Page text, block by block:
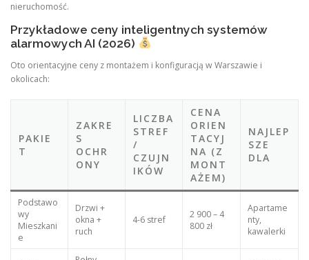
nieruchomość.
Przykładowe ceny inteligentnych systemów
alarmowych AI (2026)
Oto orientacyjne ceny z montażem i konfiguracją w Warszawie i
okolicach:
PAKIE
T
ZAKRE
S
OCHR
ONY
LICZBA
STREF
/
CZUJN
IKÓW
CENA
ORIEN
TACYJ
NA (Z
MONT
AŻEM)
NAJLEP
SZE
DLA
Podstawo
wy
Mieszkani
e
Drzwi +
okna +
ruch
4-6 stref
2 900 – 4
800 zł
Apartame
nty,
kawalerki